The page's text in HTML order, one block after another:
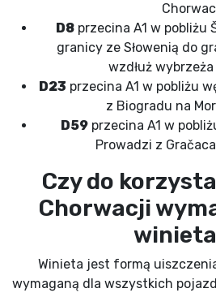
D8 przecina A1 w pobliżu
granicy ze Słowenią do
wzdłuż
D23 przecina A1 w pobliżu
z Biogradu na
D59 przecina A1 w
Prowadzi z
Czy do
Chorwacji
Winieta jest formą
wymaganą dla wszystkich